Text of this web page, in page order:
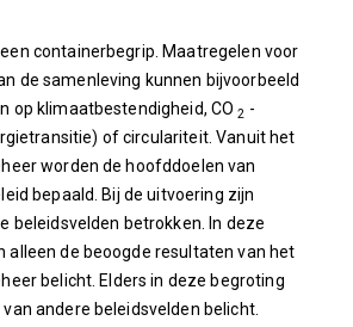
containerbegrip. Maatregelen voor
de samenleving kunnen bijvoorbeeld
op klimaatbestendigheid, CO 2 -
of circulariteit. Vanuit het
worden de hoofddoelen van
bepaald. Bij de uitvoering zijn
beleidsvelden betrokken. In deze
alleen de beoogde resultaten van het
belicht. Elders in deze begroting
andere beleidsvelden belicht.